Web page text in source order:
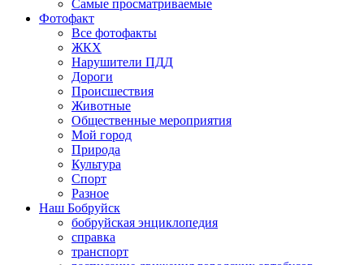
Самые просматриваемые
Фотофакт
Все фотофакты
ЖКХ
Нарушители ПДД
Дороги
Происшествия
Животные
Общественные мероприятия
Мой город
Природа
Культура
Спорт
Разное
Наш Бобруйск
бобруйская энциклопедия
справка
транспорт